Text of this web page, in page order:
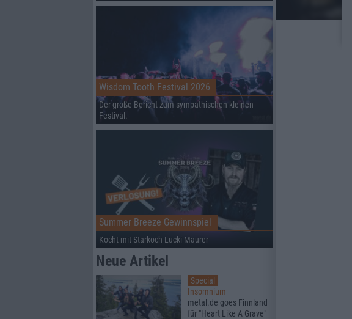
Wisdom Tooth Festival 2026
Der große Bericht zum sympathischen kleinen
Festival.
Summer Breeze Gewinnspiel
Kocht mit Starkoch Lucki Maurer
Neue Artikel
Special
Insomnium
metal.de goes Finnland
für "Heart Like A Grave"